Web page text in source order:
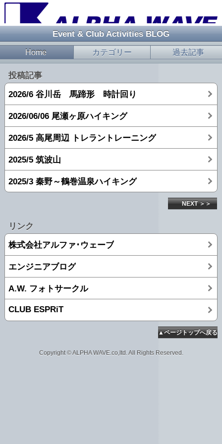
Event & Club Activities BLOG
Home カテゴリー 過去記事
投稿記事
2026/6 谷川岳 馬蹄形 時計回り
2026/06/06 尾瀬ヶ原ハイキング
2026/5 高尾周辺 トレラントレーニング
2025/5 筑波山
2025/3 秦野～鶴巻温泉ハイキング
NEXT ＞＞
リンク
株式会社アルファ･ウェーブ
エンジニアブログ
A.W. フォトサークル
CLUB ESPRiT
▲ページトップへ戻る
Copyright © ALPHA WAVE.co,ltd. All Rights Reserved.